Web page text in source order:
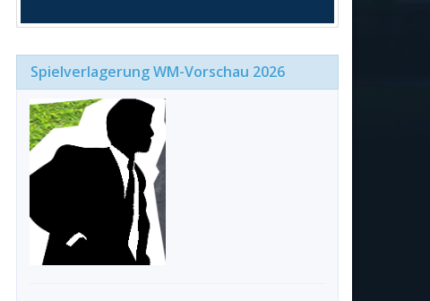
Spielverlagerung WM-Vorschau 2026